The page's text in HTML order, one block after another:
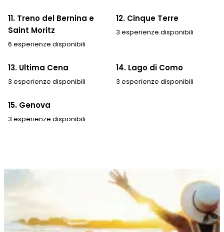
11. Treno del Bernina e
Saint Moritz
6 esperienze disponibili
12. Cinque Terre
3 esperienze disponibili
13. Ultima Cena
3 esperienze disponibili
14. Lago di Como
3 esperienze disponibili
15. Genova
3 esperienze disponibili